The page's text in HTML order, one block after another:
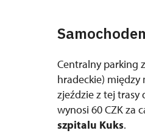
Centralny parking
hradeckie) między
zjeździe z tej trasy
wynosi 60 CZK za
szpitalu Kuks.